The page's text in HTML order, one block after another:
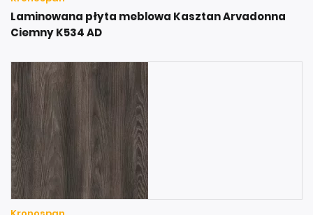
Laminowana płyta meblowa Kasztan Arvadonna
Ciemny K534 AD